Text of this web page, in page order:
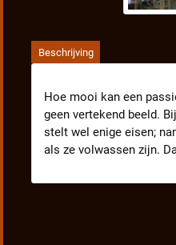
Beschrijving
Hoe mooi kan een
geen vertekend beeld.
stelt wel enige eisen;
als ze volwassen zijn.